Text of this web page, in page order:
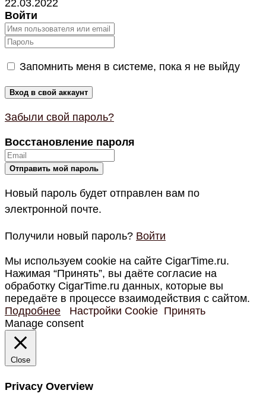
22.03.2022
Войти
Запомнить меня в системе, пока я не выйду
Забыли свой пароль?
Восстановление пароля
Новый пароль будет отправлен вам по
электронной почте.
Получили новый пароль? Войти
Мы используем cookie на сайте CigarTime.ru.
Нажимая “Принять”, вы даёте согласие на
обработку CigarTime.ru данных, которые вы
передаёте в процессе взаимодействия с сайтом.
Подробнее
Настройки Cookie Принять
Manage consent
Close
Privacy Overview